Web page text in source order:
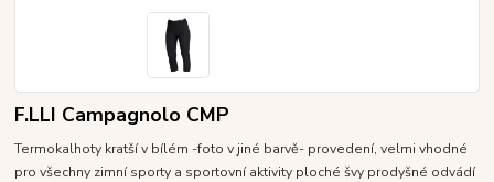
F.LLI Campagnolo CMP
Termokalhoty kratší v bílém -foto v jiné barvě- provedení, velmi vhodné
pro všechny zimní sporty a sportovní aktivity ploché švy prodyšné odvádí